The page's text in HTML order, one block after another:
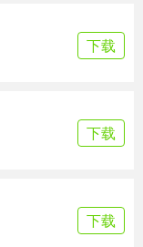
下载
下载
下载